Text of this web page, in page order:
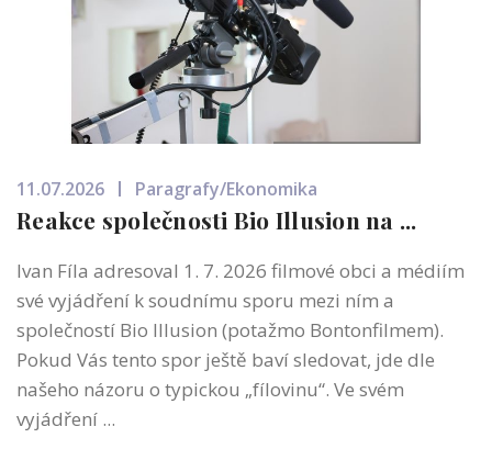
11.07.2026 Paragrafy/Ekonomika
Reakce společnosti Bio Illusion na ...
Ivan Fíla adresoval 1. 7. 2026 filmové obci a médiím
své vyjádření k soudnímu sporu mezi ním a
společností Bio Illusion (potažmo Bontonfilmem).
Pokud Vás tento spor ještě baví sledovat, jde dle
našeho názoru o typickou „fílovinu“. Ve svém
vyjádření ...